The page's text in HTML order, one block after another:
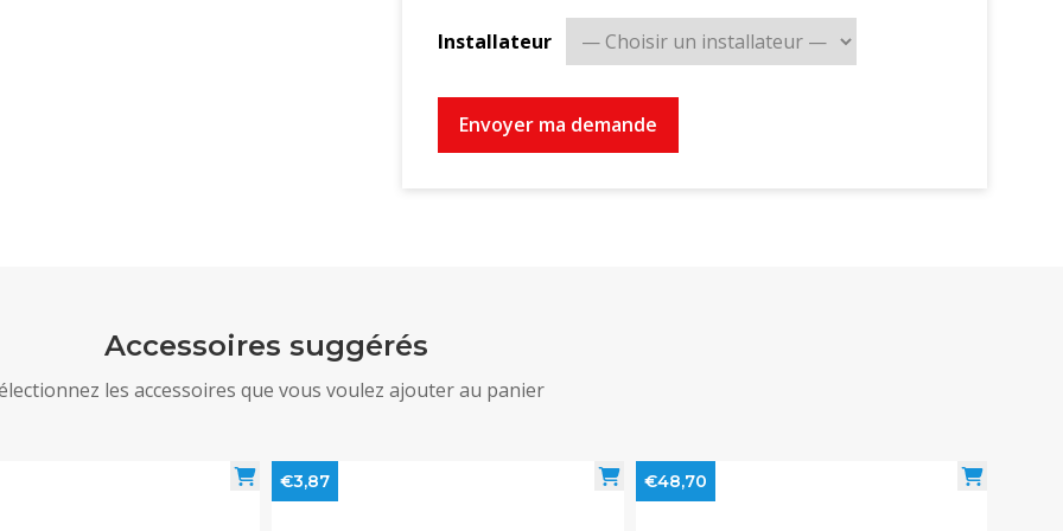
Installateur
Envoyer ma demande
Accessoires suggérés
les accessoires que vous voulez ajouter au panier
€3,87 €48,70